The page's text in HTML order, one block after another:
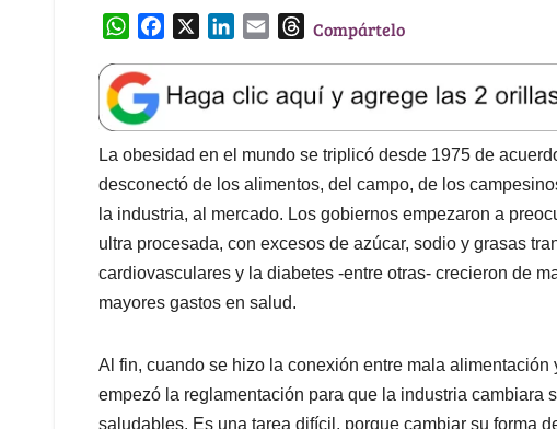
W
a
t
s
A
p
p
e
b
o
o
k
k
e
d
I
n
l
T
e
a
d
s
Compártelo
La obesidad en el mundo se triplicó desde 1975 de
desconectó de los alimentos, del campo, de los
la industria, al mercado. Los gobiernos empezaron a
ultra procesada, con excesos de azúcar, sodio y grasas
cardiovasculares y la diabetes -entre otras- crecieron de
mayores gastos en salud.
Al fin, cuando se hizo la conexión entre mala
empezó la reglamentación para que la industria cambiara
saludables. Es una tarea difícil, porque cambiar su forma